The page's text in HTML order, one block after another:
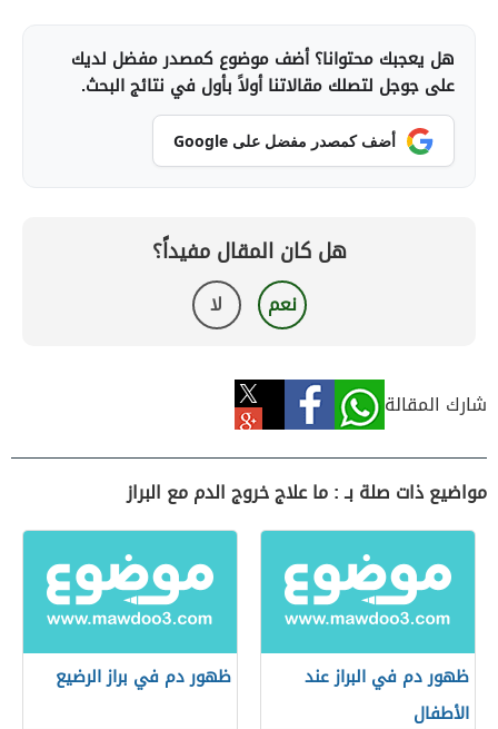
هل يعجبك محتوانا؟ أضف موضوع كمصدر مفضل لديك
على جوجل لتصلك مقالاتنا أولاً بأول في نتائج البحث.
أضف كمصدر مفضل على Google
هل كان المقال مفيداً؟
نعم لا
شارك المقالة
مواضيع ذات صلة بـ : ما علاج خروج الدم مع البراز
ظهور دم في البراز عند
الأطفال
ظهور دم في براز الرضيع